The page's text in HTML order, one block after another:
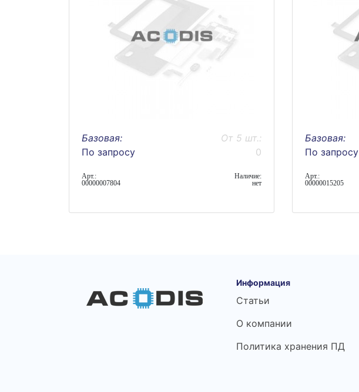
Базовая:
По запросу
От 5 шт.:
0
Арт.:
00000007804
Наличие:
нет
Базовая:
По запросу
Арт.:
00000015205
Информация
Статьи
О компании
Политика хранения ПД